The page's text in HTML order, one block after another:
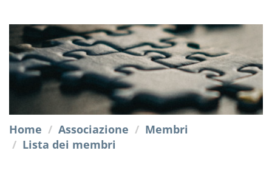
Home Associazione
Membri
Lista dei membri